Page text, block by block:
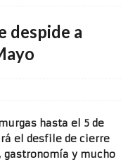
despide a
hasta el 5 de
el desfile de cierre
y mucho